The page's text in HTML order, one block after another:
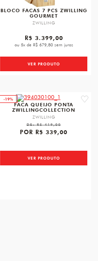
BLOCO FACAS 7 PCS ZWILLING
GOURMET
ZWILLING
R$ 3.399,00
ou 5x de R$ 679,80 sem juros
VER PRODUTO
-19%
FACA QUEIJO PONTA
ZWILLINGCOLLECTION
ZWILLING
DE:R$ 419,00
POR R$ 339,00
VER PRODUTO